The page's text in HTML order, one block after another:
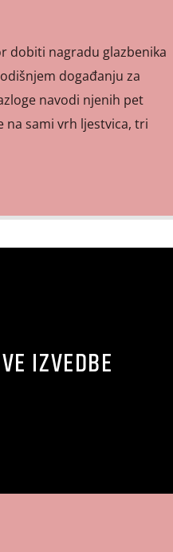
dobiti nagradu glazbenika
događanju za
navodi njenih pet
na sami vrh ljestvica, tri
IZVEDBE